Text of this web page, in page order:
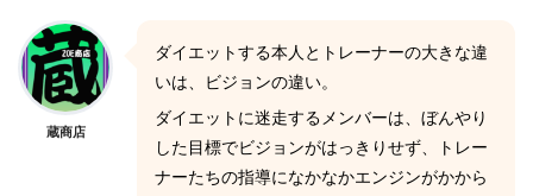
蔵商店
ダイエットする本人とトレーナーの大きな違
いは、ビジョンの違い。
ダイエットに迷走するメンバーは、ぼんやり
した目標でビジョンがはっきりせず、トレー
ナーたちの指導になかなかエンジンがかから